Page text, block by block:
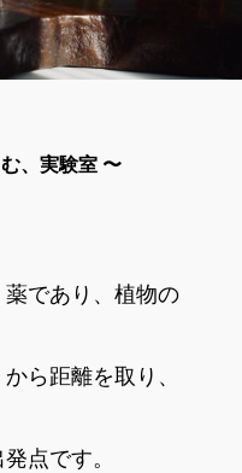
、実験室 〜
であり、植物の
ら距離を取り、
点です。